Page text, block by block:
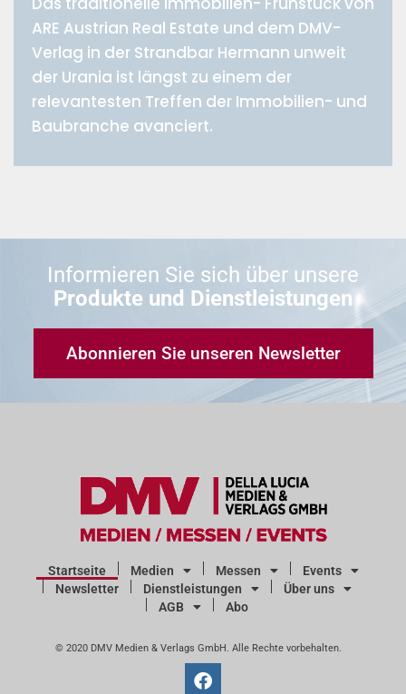
ARE Austrian Real Estate und dem DMV-
Verlag in der Strandbar Hermann unweit
der Urania ist längst zu einem der
relevantesten Treffen der Immobilien- und
Baubranche avanciert.
Informieren Sie sich über unsere
Produkte und Dienstleistungen
Abonnieren Sie unseren Newsletter
Startseite Medien Messen
Events
Newsletter
Dienstleistungen
Über uns
AGB
Abo
© 2020 DMV Medien & Verlags GmbH. Alle Rechte vorbehalten.